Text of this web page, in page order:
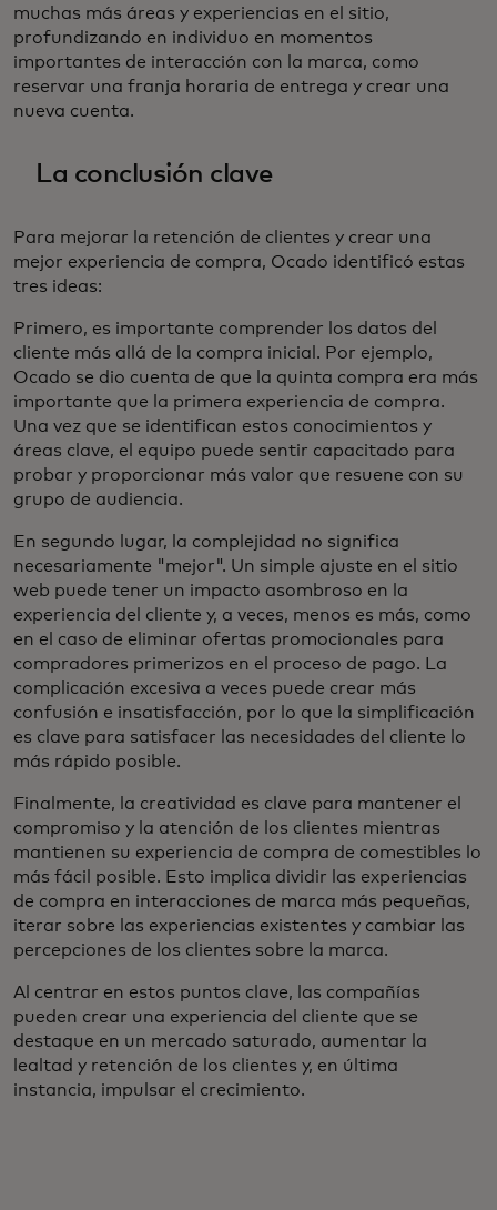
muchas más áreas y experiencias en el sitio,
profundizando en individuo en momentos
importantes de interacción con la marca, como
reservar una franja horaria de entrega y crear una
nueva cuenta.
La conclusión clave
Para mejorar la retención de clientes y crear una
mejor experiencia de compra, Ocado identificó estas
tres ideas:
Primero, es importante comprender los datos del
cliente más allá de la compra inicial. Por ejemplo,
Ocado se dio cuenta de que la quinta compra era más
importante que la primera experiencia de compra.
Una vez que se identifican estos conocimientos y
áreas clave, el equipo puede sentir capacitado para
probar y proporcionar más valor que resuene con su
grupo de audiencia.
En segundo lugar, la complejidad no significa
necesariamente "mejor". Un simple ajuste en el sitio
web puede tener un impacto asombroso en la
experiencia del cliente y, a veces, menos es más, como
en el caso de eliminar ofertas promocionales para
compradores primerizos en el proceso de pago. La
complicación excesiva a veces puede crear más
confusión e insatisfacción, por lo que la simplificación
es clave para satisfacer las necesidades del cliente lo
más rápido posible.
Finalmente, la creatividad es clave para mantener el
compromiso y la atención de los clientes mientras
mantienen su experiencia de compra de comestibles lo
más fácil posible. Esto implica dividir las experiencias
de compra en interacciones de marca más pequeñas,
iterar sobre las experiencias existentes y cambiar las
percepciones de los clientes sobre la marca.
Al centrar en estos puntos clave, las compañías
pueden crear una experiencia del cliente que se
destaque en un mercado saturado, aumentar la
lealtad y retención de los clientes y, en última
instancia, impulsar el crecimiento.